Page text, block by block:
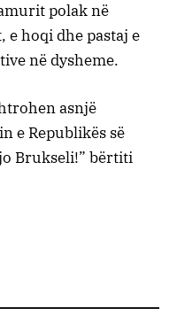
polak në
hoqi dhe pastaj e
në dysheme.
asnjë
e Republikës së
Brukseli!” bërtiti